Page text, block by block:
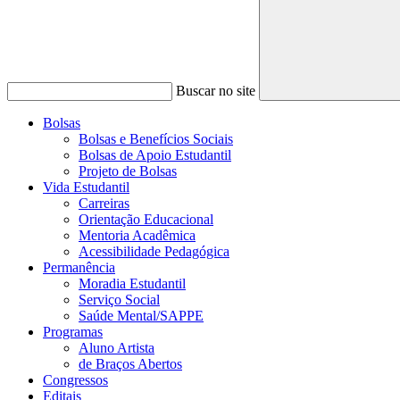
Buscar no site
Bolsas
Bolsas e Benefícios Sociais
Bolsas de Apoio Estudantil
Projeto de Bolsas
Vida Estudantil
Carreiras
Orientação Educacional
Mentoria Acadêmica
Acessibilidade Pedagógica
Permanência
Moradia Estudantil
Serviço Social
Saúde Mental/SAPPE
Programas
Aluno Artista
de Braços Abertos
Congressos
Editais